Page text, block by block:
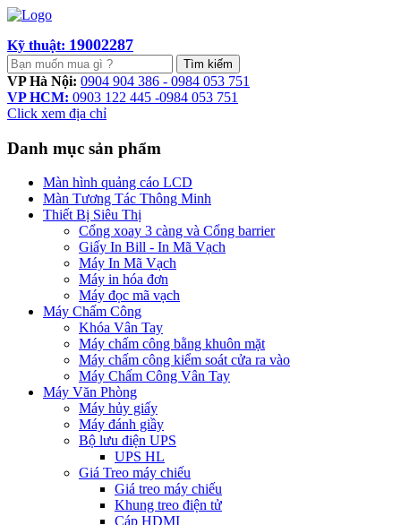
Kỹ thuật: 19002287
Tìm kiếm
VP Hà Nội: 0904 904 386 - 0984 053 751
VP HCM: 0903 122 445 -0984 053 751
Click xem địa chỉ
Danh mục sản phẩm
Màn hình quảng cáo LCD
Màn Tương Tác Thông Minh
Thiết Bị Siêu Thị
Cổng xoay 3 càng và Cổng barrier
Giấy In Bill - In Mã Vạch
Máy In Mã Vạch
Máy in hóa đơn
Máy đọc mã vạch
Máy Chấm Công
Khóa Vân Tay
Máy chấm công bằng khuôn mặt
Máy chấm công kiểm soát cửa ra vào
Máy Chấm Công Vân Tay
Máy Văn Phòng
Máy hủy giấy
Máy đánh giầy
Bộ lưu điện UPS
UPS HL
Giá Treo máy chiếu
Giá treo máy chiếu
Khung treo điện tử
Cáp HDMI